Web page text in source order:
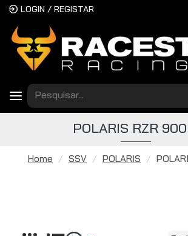
LOGIN / REGISTAR
Home SSV POLARIS
POLARIS RZR